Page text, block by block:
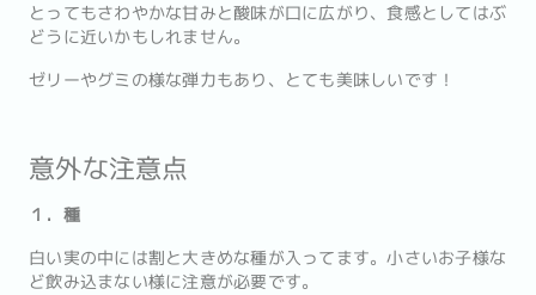
とってもさわやかな甘みと酸味が口に広がり、食感としてはぶ
どうに近いかもしれません。
ゼリーやグミの様な弾力もあり、とても美味しいです！
意外な注意点
１．種
白い実の中には割と大きめな種が入ってます。小さいお子様な
ど飲み込まない様に注意が必要です。